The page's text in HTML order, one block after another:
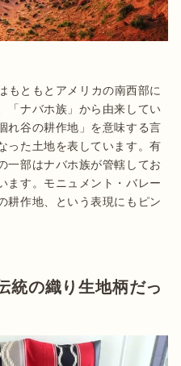
もともとアメリカの南西部に
「ナバホ族」から由来してい
れ谷の耕作地」を意味する言
った土地を表しています。有
一部はナバホ族が管轄してお
ます。モニュメント・バレー
耕作地、という表現にもピン
統の織り生地柄だっ